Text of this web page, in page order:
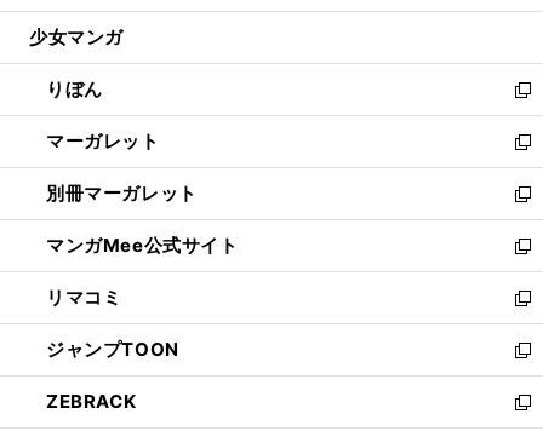
開
ウ
開
く
ン
ウ
で
開
く
ウ
ン
ド
ウ
で
開
く
し
ウ
ィ
ン
ド
ウ
で
開
く
少女マンガ
りぼん
新
し
い
ウ
ィ
ン
ド
ウ
で
開
く
マーガレット
新
し
い
ウ
ィ
ン
ド
ウ
で
開
く
別冊マーガレット
新
し
い
ウ
ィ
ン
ド
ウ
で
マンガMee公式サイト
新
し
い
ウ
ィ
ン
ド
リマコミ
新
し
い
ウ
ィ
ジャンプTOON
新
し
い
ZEBRACK
新